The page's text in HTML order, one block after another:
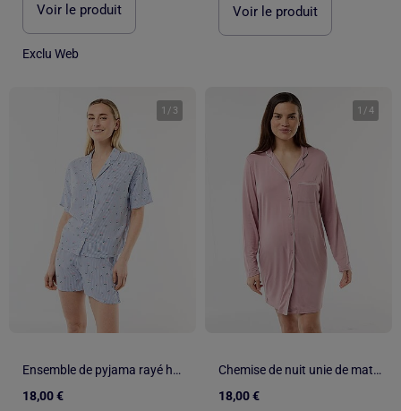
Voir le produit
Exclu Web
Voir le produit
1 / 3
Ensemble de pyjama rayé haut + short
18,00 €
1 /4
Chemise de nuit unie de maternité
18,00 €